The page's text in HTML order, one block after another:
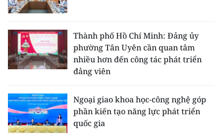
Thành phố Hồ Chí Minh: Đảng ủy
phường Tân Uyên cần quan tâm
nhiều hơn đến công tác phát triển
đảng viên
Ngoại giao khoa học-công nghệ góp
phần kiến tạo năng lực phát triển
quốc gia